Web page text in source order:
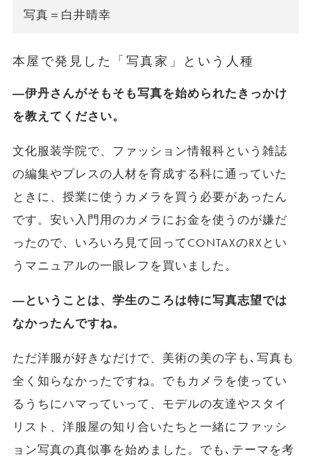
写真＝白井晴幸
本屋で発見した「写真家」という人種
―伊丹さんがそもそも写真を始められたきっかけ
を教えてください。
文化服装学院で、ファッション情報科という雑誌
の編集やプレスの人材を育成する科に通っていた
ときに、授業に使うカメラを買う必要があったん
です。安い入門用のカメラにお金を使うのが嫌だ
ったので、いろいろ見て回ってCONTAXのRXとい
うマニュアルの一眼レフを買いました。
―ということは、学生のころは特に写真志望では
なかったんですね。
ただ洋服が好きなだけで、美術の美の字も､写真も
全く知らなかったですね。でもカメラを使ってい
るうちにハマっていって、モデルの友達やスタイ
リスト、洋服屋の知り合いたちと一緒にファッシ
ョン写真の真似事を始めました。でも､テーマを考